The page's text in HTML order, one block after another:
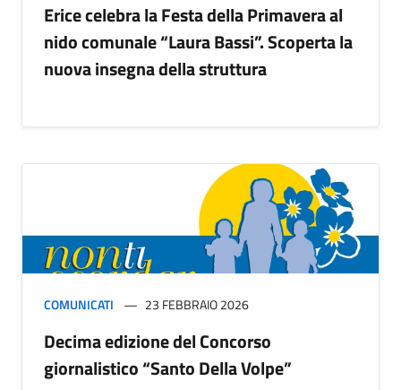
Erice celebra la Festa della Primavera al
nido comunale “Laura Bassi”. Scoperta la
nuova insegna della struttura
COMUNICATI 23 FEBBRAIO 2026
Decima edizione del Concorso
giornalistico “Santo Della Volpe”